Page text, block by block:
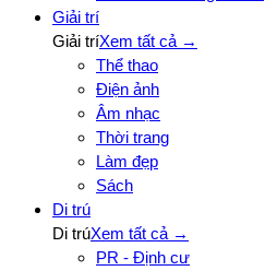
Giải trí
Giải tríXem tất cả →
Thể thao
Điện ảnh
Âm nhạc
Thời trang
Làm đẹp
Sách
Di trú
Di trúXem tất cả →
PR - Định cư